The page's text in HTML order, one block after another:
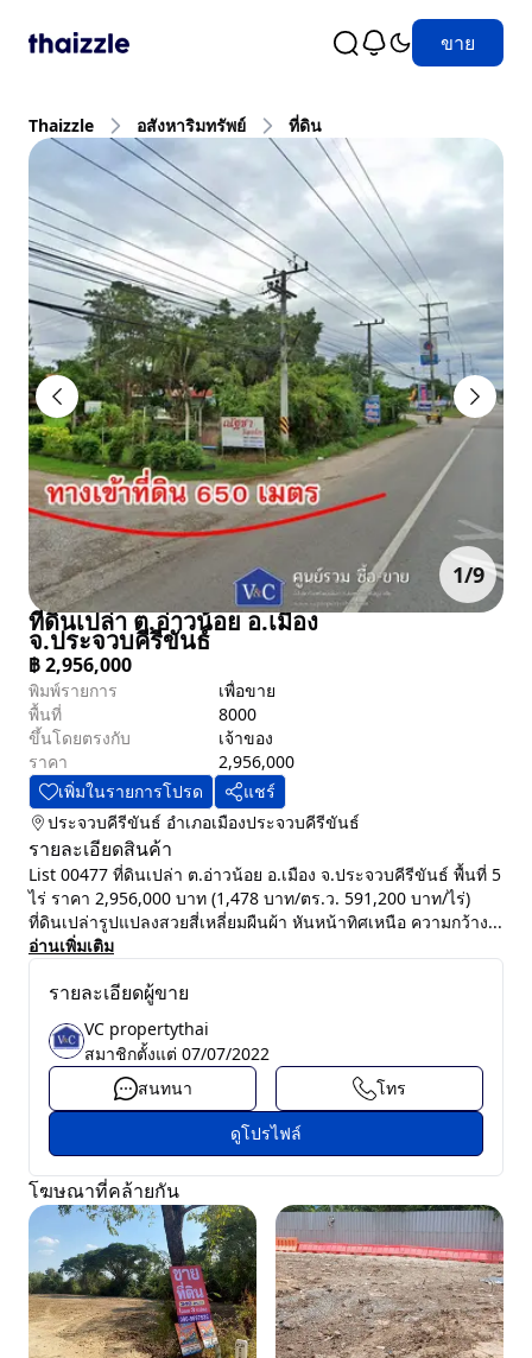
ขาย
Thaizzle อสังหาริมทรัพย์ ที่ดิน
1/9
ที่ดินเปล่า ต.อ่าวน้อย อ.เมือง
จ.ประจวบคีรีขันธ์
฿2,956,000
พิมพ์รายการ
เพื่อขาย
พื้นที่
8000
ขึ้นโดยตรงกับ
เจ้าของ
ราคา
2,956,000
เพิ่มในรายการโปรด
แชร์
ประจวบคีรีขันธ์ อำเภอเมืองประจวบคีรีขันธ์
รายละเอียดสินค้า
List 00477 ที่ดินเปล่า ต.อ่าวน้อย อ.เมือง จ.ประจวบคีรีขันธ์ พื้นที่ 5
ไร่ ราคา 2,956,000 บาท (1,478 บาท/ตร.ว. 591,200 บาท/ไร่)
ที่ดินเปล่ารูปแปลงสวยสี่เหลี่ยมผืนผ้า หันหน้าทิศเหนือ ความกว้าง...
อ่านเพิ่มเติม
รายละเอียดผู้ขาย
VC propertythai
สมาชิกตั้งแต่ 07/07/2022
สนทนา
โทร
ดูโปรไฟล์
โฆษณาที่คล้ายกัน